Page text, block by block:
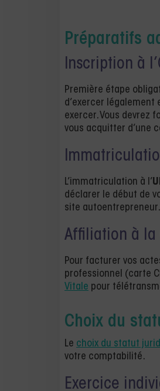
Préparatifs
Inscription à
Première étape
d’exercer légalement
exercer. Vous devrez
vous acquitter d’une
L’immatriculation à l’
déclarer le début de
site
Affiliation à la
Pour facturer vos
professionnel (carte
Vitale pour
Choix du
Le choix du statut
votre comptabilité.
Exercice